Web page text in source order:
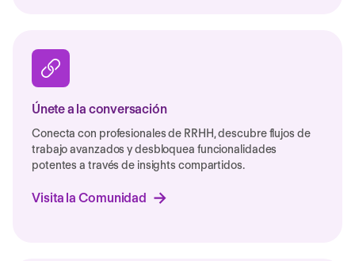
Únete a la conversación
Conecta con profesionales de RRHH, descubre flujos de
trabajo avanzados y desbloquea funcionalidades
potentes a través de insights compartidos.
Visita la Comunidad